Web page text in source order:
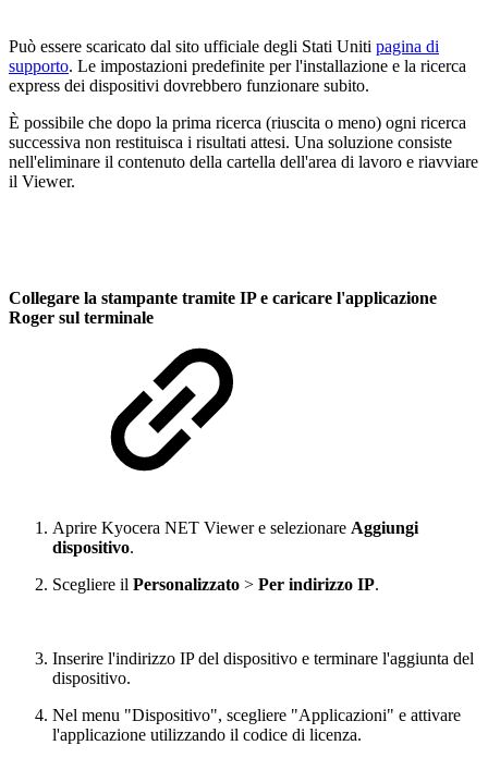
Può essere scaricato dal sito ufficiale degli Stati Uniti pagina di
supporto. Le impostazioni predefinite per l'installazione e la ricerca
express dei dispositivi dovrebbero funzionare subito.
È possibile che dopo la prima ricerca (riuscita o meno) ogni ricerca
successiva non restituisca i risultati attesi. Una soluzione consiste
nell'eliminare il contenuto della cartella dell'area di lavoro e riavviare
il Viewer.
Collegare la stampante tramite IP e caricare l'applicazione
Roger sul terminale
Aprire Kyocera NET Viewer e selezionare Aggiungi
dispositivo.
Scegliere il Personalizzato > Per indirizzo IP.
Inserire l'indirizzo IP del dispositivo e terminare l'aggiunta del
dispositivo.
Nel menu "Dispositivo", scegliere "Applicazioni" e attivare
l'applicazione utilizzando il codice di licenza.